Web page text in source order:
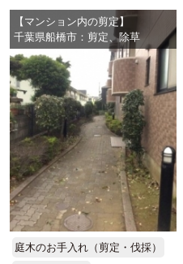
【マンション内の剪定】
千葉県船橋市：剪定、除草
庭木のお手入れ（剪定・伐採）